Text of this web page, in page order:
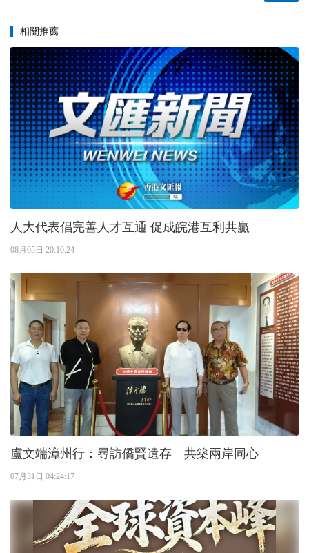
相關推薦
人大代表倡完善人才互通 促成皖港互利共贏
08月05日 20:10:24
盧文端漳州行：尋訪僑賢遺存 共築兩岸同心
07月31日 04:24:17